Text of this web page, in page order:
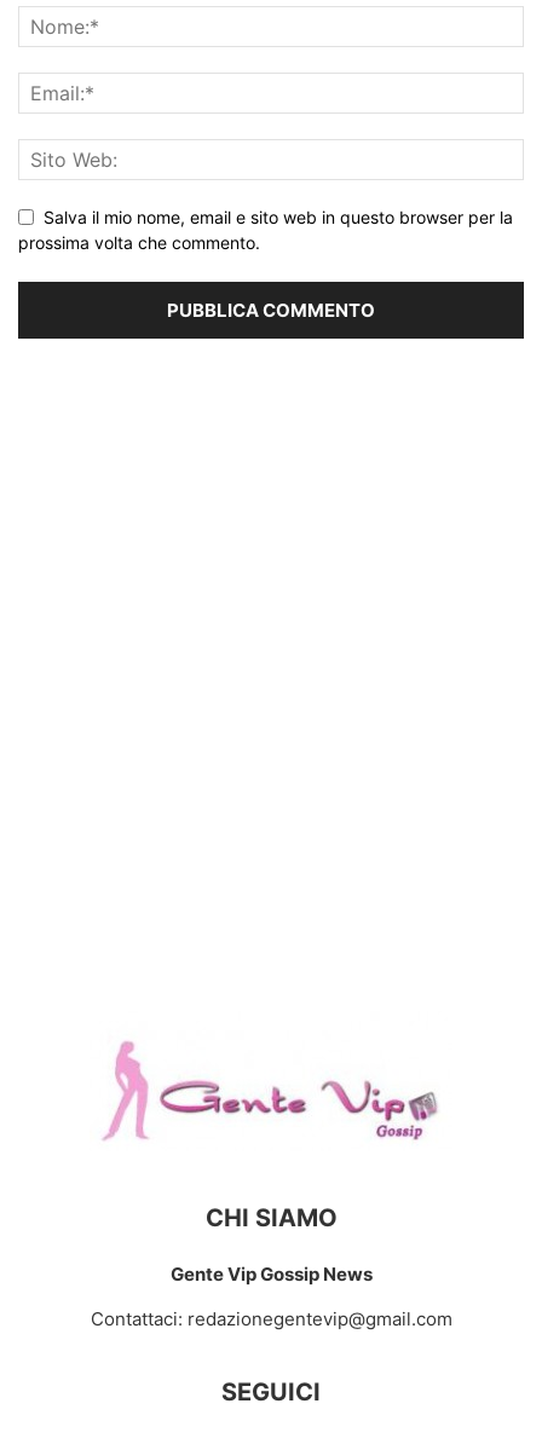
Salva il mio nome, email e sito web in questo browser per la
prossima volta che commento.
CHI SIAMO
Gente Vip Gossip News
Contattaci: redazionegentevip@gmail.com
SEGUICI